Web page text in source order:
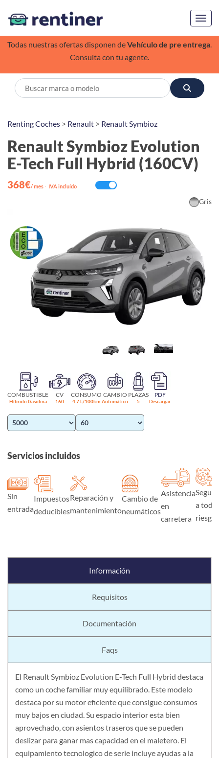
Todas nuestras ofertas disponen deVehículo de pre entrega.
Consulta con tu agente.
Renting Coches > Renault > Renault Symbioz
Renault Symbioz Evolution
E-Tech Full Hybrid (160CV)
368€/ mes · IVA incluído
Gris
COMBUSTIBLE
Híbrido Gasolina
CV
160
CONSUMO
4.7 L/100km
CAMBIO
Automático
PLAZAS
5
PDF
Descargar
Servicios incluidos
Sin
entrada
Impuestos
deducibles
Reparación y
mantenimiento
Cambio de
neumáticos
Asistencia
en
carretera
Seguro
a todo
riesgo
Información
Requisitos
Documentación
Faqs
El Renault Symbioz Evolution E-Tech Full Hybrid destaca
como un coche familiar muy equilibrado. Este modelo
destaca por su motor eficiente que consigue consumos
muy bajos en ciudad. Su espacio interior esta bien
aprovechado, con asientos traseros que se pueden
deslizar para ganar mas capacidad en el maletero. El
equipamiento tecnologico de serie incluye ayudas a la